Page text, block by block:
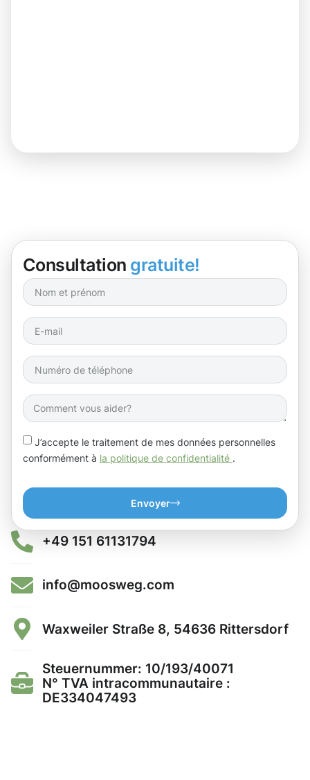
Consultation gratuite!
J’accepte le traitement de mes données personnelles
conformément à la politique de confidentialité .
Envoyer
+49 151 61131794
info@moosweg.com
Waxweiler Straße 8, 54636 Rittersdorf
Steuernummer: 10/193/40071
N° TVA intracommunautaire :
DE334047493